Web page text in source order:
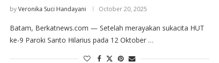
byVeronika Suci Handayani October 20, 2025
Batam, Berkatnews.com — Setelah merayakan sukacita HUT
ke-9 Paroki Santo Hilarius pada 12 Oktober …